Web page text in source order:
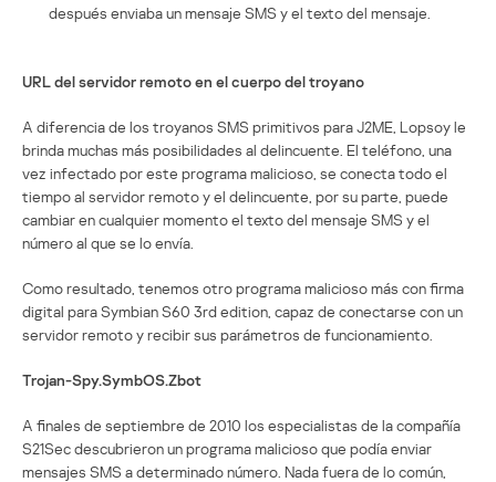
después enviaba un mensaje SMS y el texto del mensaje.
URL del servidor remoto en el cuerpo del troyano
A diferencia de los troyanos SMS primitivos para J2ME, Lopsoy le
brinda muchas más posibilidades al delincuente. El teléfono, una
vez infectado por este programa malicioso, se conecta todo el
tiempo al servidor remoto y el delincuente, por su parte, puede
cambiar en cualquier momento el texto del mensaje SMS y el
número al que se lo envía.
Como resultado, tenemos otro programa malicioso más con firma
digital para Symbian S60 3rd edition, capaz de conectarse con un
servidor remoto y recibir sus parámetros de funcionamiento.
Trojan-Spy.SymbOS.Zbot
A finales de septiembre de 2010 los especialistas de la compañía
S21Sec descubrieron un programa malicioso que podía enviar
mensajes SMS a determinado número. Nada fuera de lo común,